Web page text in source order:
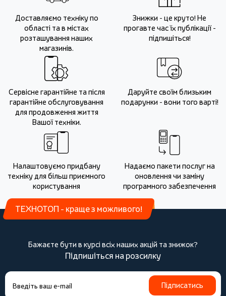
Доставляємо техніку по
області та в містах
розташування наших
магазинів.
Знижки - це круто! Не
прогавте час їх публікації -
підпишіться!
Сервісне гарантійне та після
гарантійне обслуговування
для продовження життя
Вашої техніки.
Даруйте своїм близьким
подарунки - вони того варті!
Налаштовуємо придбану
техніку для більш приємного
користування
Надаємо пакети послуг на
оновлення чи заміну
програмного забезпечення
ТЕХНОТОП - краще з можливого!
Бажаєте бути в курсі всіх наших акцій та знижок?
Підпишіться на розсилку
Підписатись